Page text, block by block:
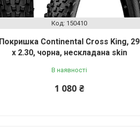
150410
Покришка Continental Cross King, 29
x 2.30, чорна, нескладана skin
В наявності
1 080 ₴